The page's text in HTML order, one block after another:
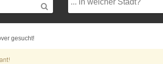
gesucht!